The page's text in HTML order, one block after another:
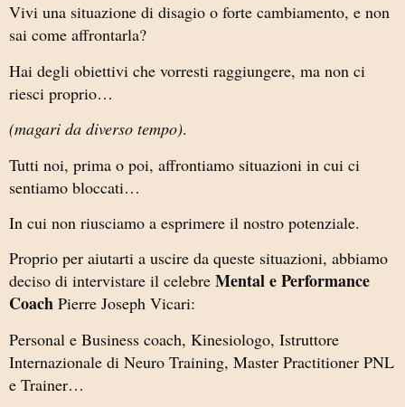
Vivi una situazione di disagio o forte cambiamento, e non
sai come affrontarla?
Hai degli obiettivi che vorresti raggiungere, ma non ci
riesci proprio…
(magari da diverso tempo).
Tutti noi, prima o poi, affrontiamo situazioni in cui ci
sentiamo bloccati…
In cui non riusciamo a esprimere il nostro potenziale.
Proprio per aiutarti a uscire da queste situazioni, abbiamo
deciso di intervistare il celebre Mental e Performance
Coach Pierre Joseph Vicari:
Personal e Business coach, Kinesiologo, Istruttore
Internazionale di Neuro Training, Master Practitioner PNL
e Trainer…